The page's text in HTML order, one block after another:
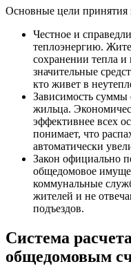
Основные цели
Честное и
теплоэнергию.
сохранении тепла
значительные
кто живет в
Зависимость суммы
жильца.
эффективнее всех
понимает, что
автоматически
Закон официально
общедомовое
коммунальные
жителей и не
подъездов.
Система
общедомовым